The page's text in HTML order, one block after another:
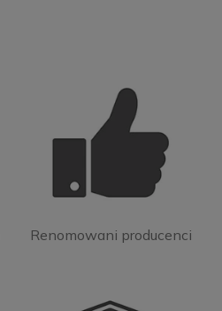
Renomowani producenci